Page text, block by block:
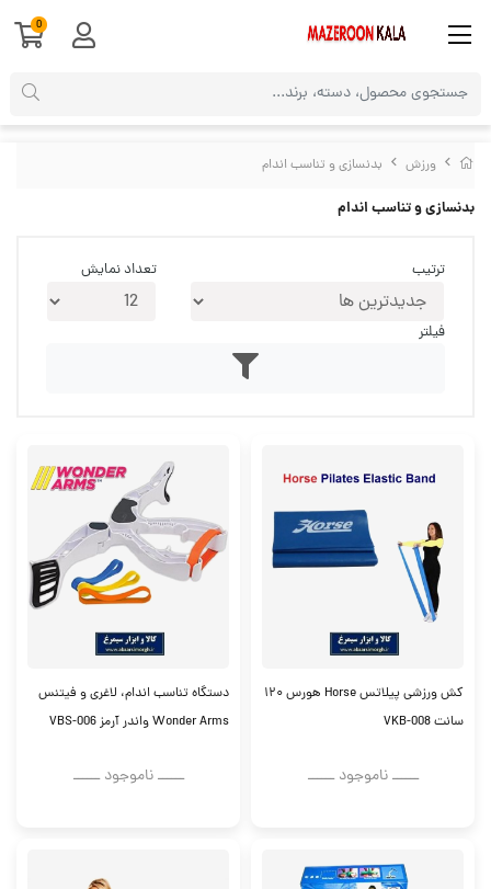
ورزش بدنسازی و تناسب اندام
بدنسازی و تناسب اندام
ترتیب تعداد نمایش
فیلتر
کش ورزشی پیلاتس Horse هورس ۱۲۰
سانت VKB-008
ــــــ ناموجود ــــــ
دستگاه تناسب اندام، لاغری و فیتنس
Wonder Arms واندر آرمز VBS-006
ــــــ ناموجود ــــــ
0